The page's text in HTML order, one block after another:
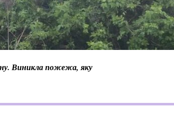
Виникла пожежа, яку